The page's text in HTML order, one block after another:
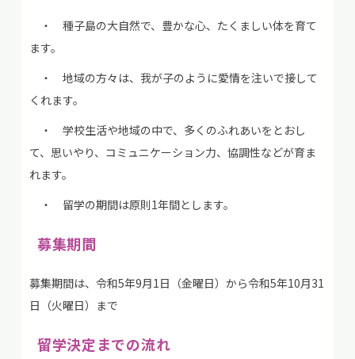
・ 種子島の大自然で、豊かな心、たくましい体を育て
ます。
・ 地域の方々は、我が子のように愛情を注いで接して
くれます。
・ 学校生活や地域の中で、多くのふれあいをとおし
て、思いやり、コミュニケーション力、協調性などが育ま
れます。
・ 留学の期間は原則1年間とします。
募集期間
募集期間は、令和5年9月1日（金曜日）から令和5年10月31
日（火曜日）まで
留学決定までの流れ